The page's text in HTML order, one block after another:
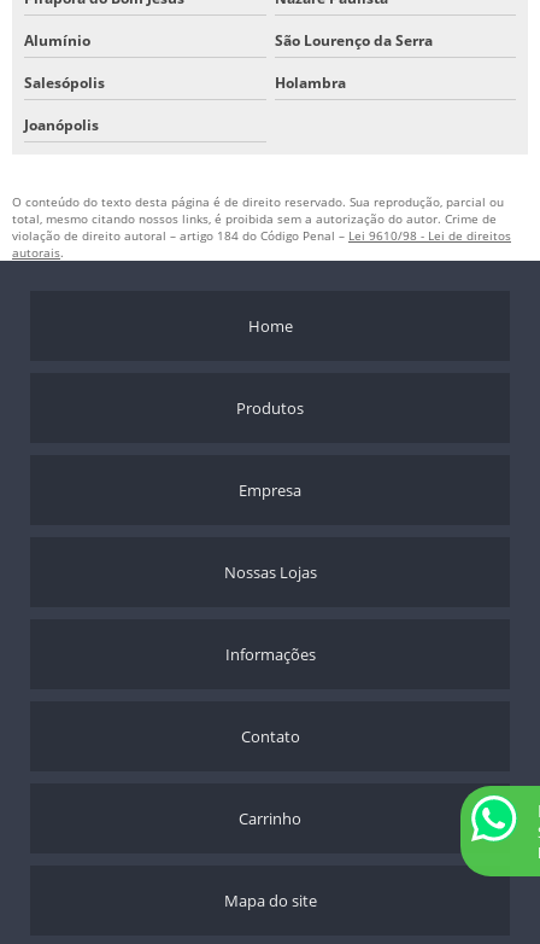
Alumínio São Lourenço da Serra
Salesópolis Holambra
Joanópolis
O conteúdo do texto desta página é de direito reservado. Sua reprodução, parcial ou
total, mesmo citando nossos links, é proibida sem a autorização do autor. Crime de
violação de direito autoral – artigo 184 do Código Penal – Lei 9610/98 - Lei de direitos
autorais.
Home
Produtos
Empresa
Nossas Lojas
Informações
Contato
Carrinho
Mapa do site